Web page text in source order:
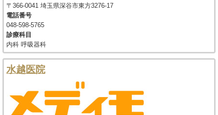
〒366-0041 埼玉県深谷市東方3276-17
電話番号
048-598-5765
診療科目
内科 呼吸器科
水越医院